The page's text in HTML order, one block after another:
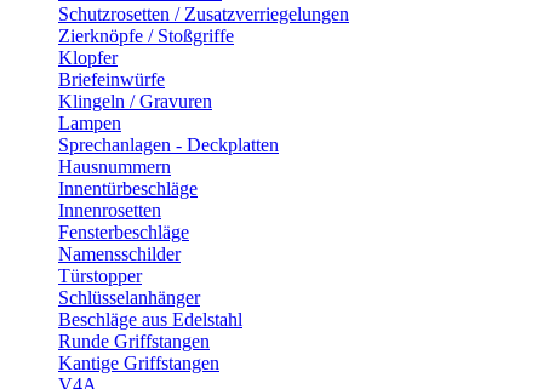
Schutzrosetten / Zusatzverriegelungen
Zierknöpfe / Stoßgriffe
Klopfer
Briefeinwürfe
Klingeln / Gravuren
Lampen
Sprechanlagen - Deckplatten
Hausnummern
Innentürbeschläge
Innenrosetten
Fensterbeschläge
Namensschilder
Türstopper
Schlüsselanhänger
Beschläge aus Edelstahl
Runde Griffstangen
Kantige Griffstangen
V4A